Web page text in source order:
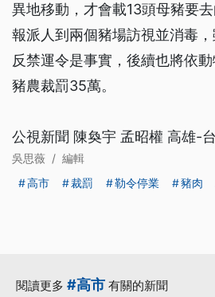
異地移動，才會載13頭母豬要
報派人到兩個豬場訪視並消毒
反禁運令是事實，後續也將依
豬農裁罰35萬。
公視新聞 陳奐宇 孟昭權 高雄-
吳思薇 / 編輯
高市
裁罰 勒令停業 豬肉
閱讀更多 #高市 有關的新聞